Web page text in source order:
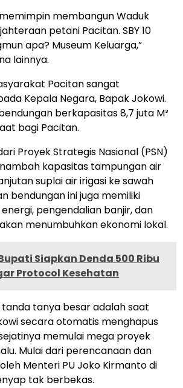
membangun Waduk
petani Pacitan. SBY 10
apa? Museum Keluarga,”
lainnya.
Pacitan sangat
Kepala Negara, Bapak Jokowi.
berkapasitas 8,7 juta M³
bagi Pacitan.
Proyek Strategis Nasional (PSN)
kapasitas tampungan air
suplai air irigasi ke sawah
bendungan ini juga memiliki
pengendalian banjir, dan
menumbuhkan ekonomi lokal.
Siapkan Denda 500 Ribu
Protocol Kesehatan
tanda tanya besar adalah saat
secara otomatis menghapus
memulai mega proyek
Mulai dari perencanaan dan
Menteri PU Joko Kirmanto di
tak berbekas.